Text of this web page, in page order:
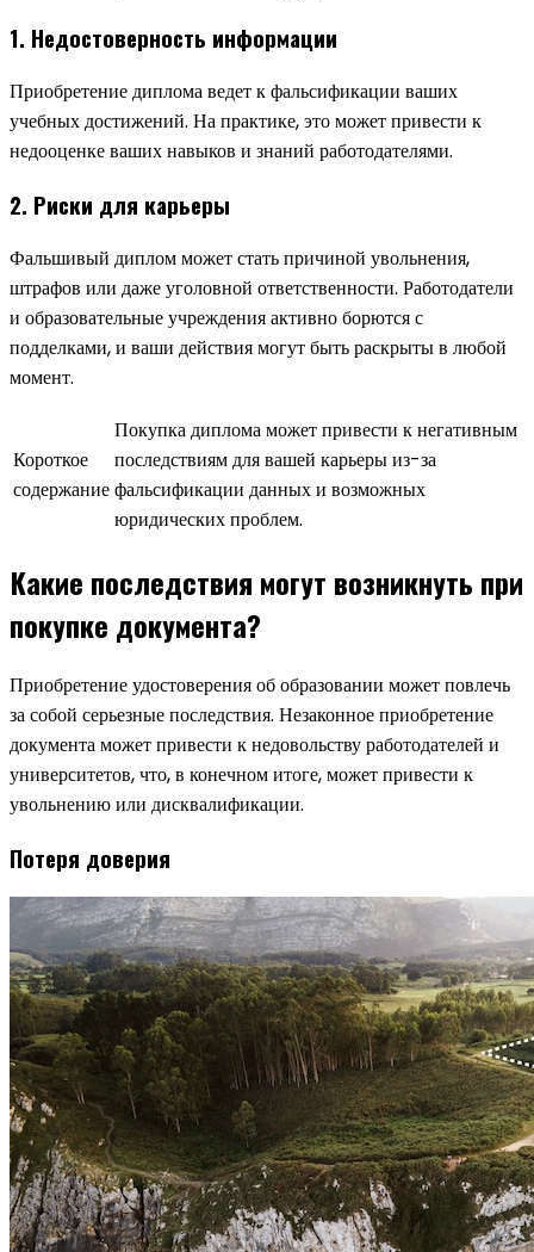
1. Недостоверность информации
Приобретение диплома ведет к фальсификации ваших
учебных достижений. На практике, это может привести к
недооценке ваших навыков и знаний работодателями.
2. Риски для карьеры
Фальшивый диплом может стать причиной увольнения,
штрафов или даже уголовной ответственности. Работодатели
и образовательные учреждения активно борются с
подделками, и ваши действия могут быть раскрыты в любой
момент.
Короткое
содержание
Покупка диплома может привести к негативным
последствиям для вашей карьеры из-за
фальсификации данных и возможных
юридических проблем.
Какие последствия могут возникнуть при
покупке документа?
Приобретение удостоверения об образовании может повлечь
за собой серьезные последствия. Незаконное приобретение
документа может привести к недовольству работодателей и
университетов, что, в конечном итоге, может привести к
увольнению или дисквалификации.
Потеря доверия